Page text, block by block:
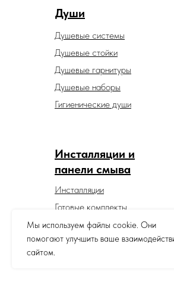
Мы используем файлы cookie. Они
помогают улучшить ваше
сайтом.
Души
Душевые гарнитуры
Душевые системы
Гигиенические души
Душевые наборы
Душевые стойки
Инсталляции и
панели смыва
Инсталляции
Готовые комплекты
Панели смыва